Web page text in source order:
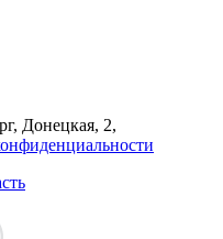
Донецкая, 2,